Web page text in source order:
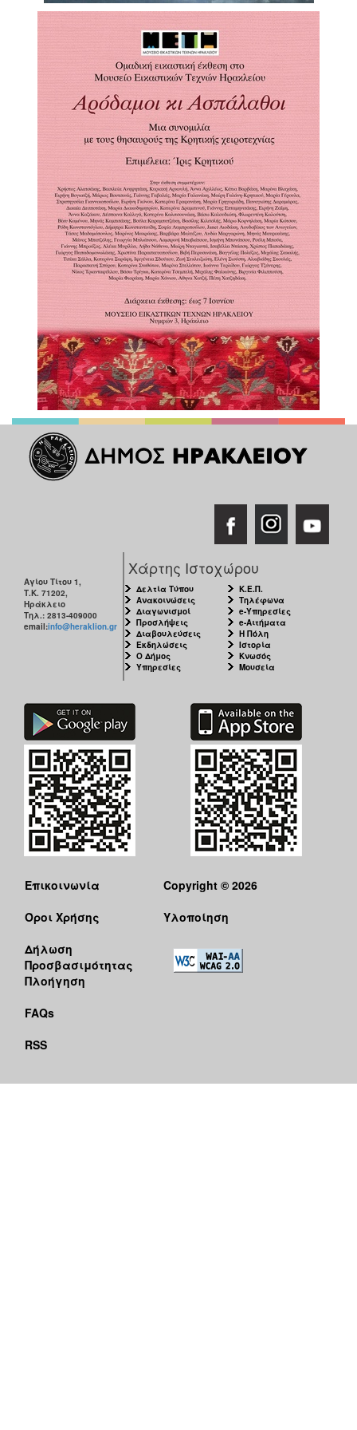
Αγίου Τίτου 1,
Τ.Κ. 71202,
Ηράκλειο
Τηλ.: 2813-409000
email:info@heraklion.gr
Χάρτης Ιστοχώρου
Δελτία Τύπου
Ανακοινώσεις
Διαγωνισμοί
Προσλήψεις
Διαβουλεύσεις
Εκδηλώσεις
Ο Δήμος
Υπηρεσίες
Κ.Ε.Π.
Τηλέφωνα
e-Υπηρεσίες
e-Αιτήματα
Η Πόλη
Ιστορία
Κνωσός
Μουσεία
Επικοινωνία
Όροι Χρήσης
Δήλωση
Προσβασιμότητας
Πλοήγηση
FAQs
RSS
Copyright © 2026
Υλοποίηση